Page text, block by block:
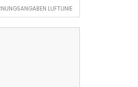
LUFTLINIE